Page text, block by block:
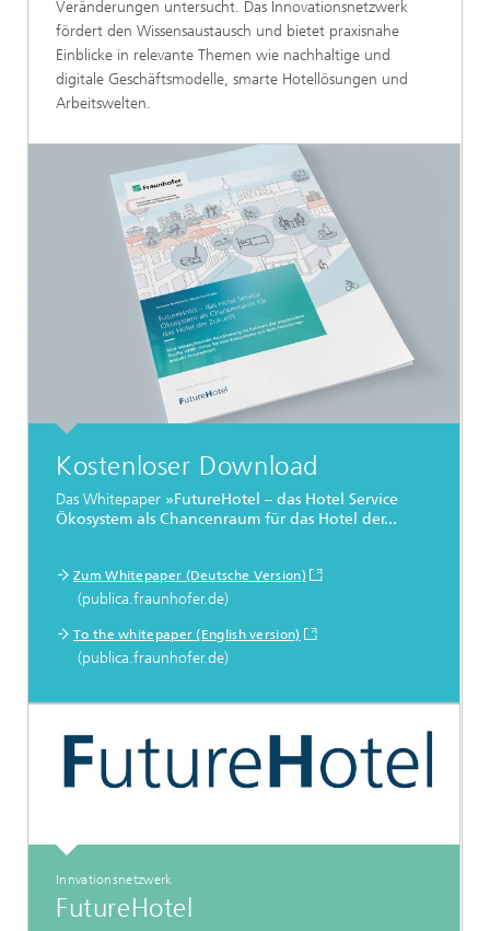
Veränderungen untersucht. Das Innovationsnetzwerk
fördert den Wissensaustausch und bietet praxisnahe
Einblicke in relevante Themen wie nachhaltige und
digitale Geschäftsmodelle, smarte Hotellösungen und
Arbeitswelten.
Kostenloser Download
Das Whitepaper »FutureHotel – das Hotel Service
Ökosystem als Chancenraum für das Hotel der...
Zum Whitepaper (Deutsche Version)
(publica.fraunhofer.de)
To the whitepaper (English version)
(publica.fraunhofer.de)
Innvationsnetzwerk
FutureHotel